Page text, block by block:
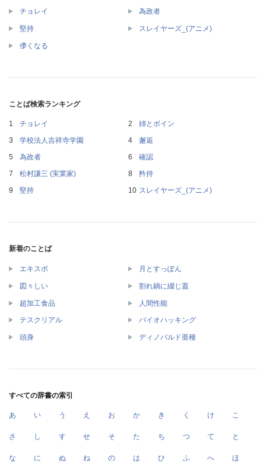
チョレイ 為政者
堅持 スレイヤーズ_(アニメ)
儚くなる
ことば検索ランキング
チョレイ
姉とボイン
学校法人吉祥寺学園
邂逅
為政者
確認
松村謙三 (実業家)
矜持
堅持
スレイヤーズ_(アニメ)
新着のことば
エキスポ 月とすっぽん
図々しい 割れ鍋に綴じ蓋
超加工食品 人間性能
テスクリアル バイオハッキング
頭身 ディノバルド亜種
すべての辞書の索引
あ い う え お か き く け こ
さ し す せ そ た ち つ て と
な に ぬ ね の は ひ ふ へ ほ